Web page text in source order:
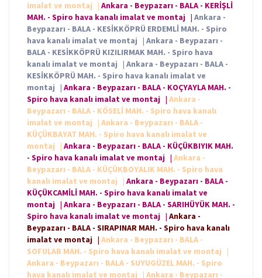
imalat ve montaj
| Ankara - Beypazarı - BALA - KERİŞLİ
MAH. - Spiro hava kanalı imalat ve montaj | Ankara -
Beypazarı - BALA - KESİKKÖPRÜ ERDEMLİ MAH. - Spiro
hava kanalı imalat ve montaj | Ankara - Beypazarı -
BALA - KESİKKÖPRÜ KIZILIRMAK MAH. - Spiro hava
kanalı imalat ve montaj | Ankara - Beypazarı - BALA -
KESİKKÖPRÜ MAH. - Spiro hava kanalı imalat ve
montaj | Ankara - Beypazarı - BALA - KOÇYAYLA MAH. -
Spiro hava kanalı imalat ve montaj | Ankara -
Beypazarı - BALA - KÖSELİ MAH. - Spiro hava kanalı
imalat ve montaj
| Ankara - Beypazarı - BALA -
KÜÇÜKBAYAT MAH. - Spiro hava kanalı imalat ve
montaj
| Ankara - Beypazarı - BALA - KÜÇÜKBIYIK MAH.
- Spiro hava kanalı imalat ve montaj | Ankara -
Beypazarı - BALA - KÜÇÜKBOYALIK MAH. - Spiro hava
kanalı imalat ve montaj
| Ankara - Beypazarı - BALA -
KÜÇÜKCAMİLİ MAH. - Spiro hava kanalı imalat ve
montaj | Ankara - Beypazarı - BALA - SARIHÜYÜK MAH. -
Spiro hava kanalı imalat ve montaj | Ankara -
Beypazarı - BALA - SIRAPINAR MAH. - Spiro hava kanalı
imalat ve montaj | Ankara - Beypazarı - BALA -
SOFULAR MAH. - Spiro hava kanalı imalat ve montaj
|
Ankara - Beypazarı - BALA - SUYUGÜZEL MAH. - Spiro
hava kanalı imalat ve montaj
| Ankara - Beypazarı -